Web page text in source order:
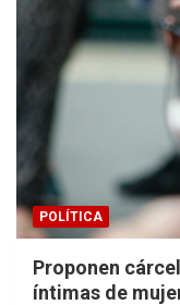
POLÍTICA
Proponen
íntimas de